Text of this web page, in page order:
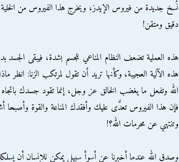
نُسخ جديدة من فيروس الإيدز، ويخرج هذا الفيروس من
دقيق ومتقن!
هذه العملية تضعف النظام المناعي للجسم بشدة، فيبقى
هذه الآلية العجيبة، وكأنها تريد أن تقول لمرتكب الزنا:
الله وتفعل ما يغضب الخالق عز وجل، إنما تقود جسدك باتجاه
فإن هذا الفيروس تعدَّى عليك وأفقدك المناعة والقوة
وتنتهي عن محرمات الله؟!
وصدق الله عندما أخبرنا عن أسوأ سبيل يمكن للإنسان أن